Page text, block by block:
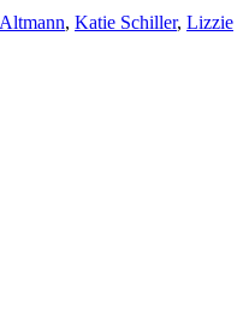
, Katie Schiller, Lizzie